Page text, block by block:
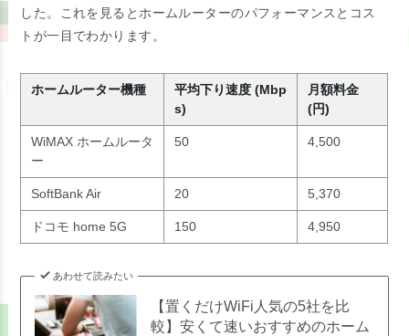
した。これを見るとホームルーターのパフォーマンスとコス
トが一目でわかります。
ホームルーター機種
平均下り速度 (Mbp
s)
月額料金
(円)
WiMAX ホームルータ
ー
50 4,500
SoftBank Air 20 5,370
ドコモ home 5G 150 4,950
あわせて読みたい
【置くだけWiFi人気の5社を比
較】安くて速いおすすめのホーム